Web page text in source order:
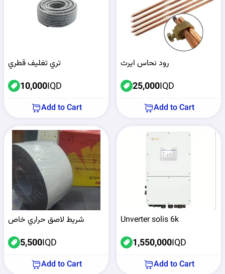
تري تغليف قطري
10,000IQD
Add to Cart
رود نحاس ايرث
25,000IQD
Add to Cart
شريط لاصق حراري خاص
5,500IQD
Add to Cart
Unverter solis 6k
1,550,000IQD
Add to Cart